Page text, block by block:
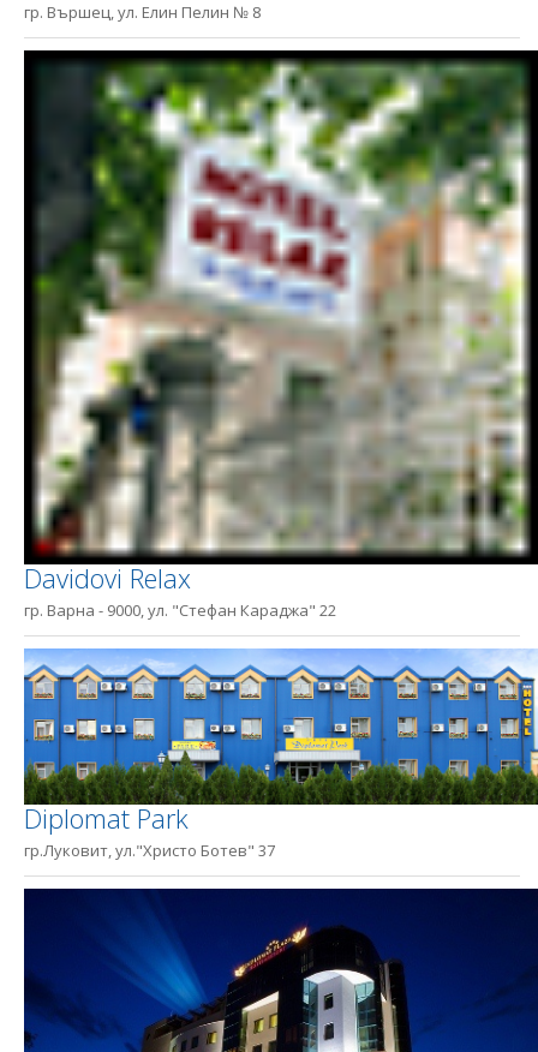
гр. Вършец, ул. Елин Пелин № 8
Davidovi Relax
гр. Варна - 9000, ул. "Стефан Караджа" 22
Diplomat Park
гр.Луковит, ул."Христо Ботев" 37